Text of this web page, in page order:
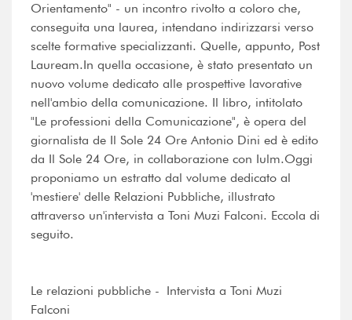
Orientamento" - un incontro rivolto a coloro che,
conseguita una laurea, intendano indirizzarsi verso
scelte formative specializzanti. Quelle, appunto, Post
Lauream.In quella occasione, è stato presentato un
nuovo volume dedicato alle prospettive lavorative
nell'ambio della comunicazione. Il libro, intitolato
"Le professioni della Comunicazione", è opera del
giornalista de Il Sole 24 Ore Antonio Dini ed è edito
da Il Sole 24 Ore, in collaborazione con Iulm.Oggi
proponiamo un estratto dal volume dedicato al
'mestiere' delle Relazioni Pubbliche, illustrato
attraverso un'intervista a Toni Muzi Falconi. Eccola di
seguito.
Le relazioni pubbliche - Intervista a Toni Muzi
Falconi